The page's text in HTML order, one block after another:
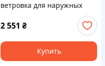
ветровка для наружных
2 551 ₴
Купить